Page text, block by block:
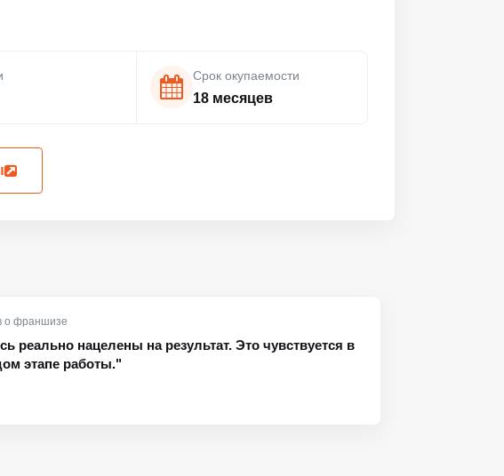
Срок окупаемости
18 месяцев
о франшизе
реально нацелены на результат. Это чувствуется в
этапе работы."